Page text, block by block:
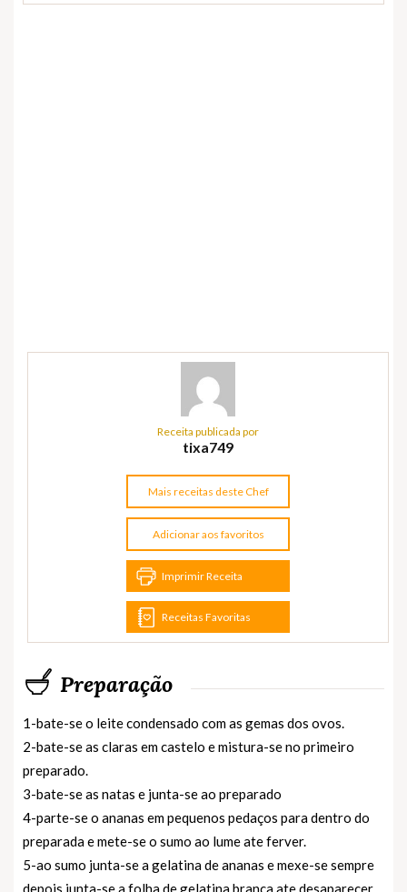
Receita publicada por
tixa749
Mais receitas deste Chef
Adicionar aos favoritos
Imprimir Receita
Receitas Favoritas
Preparação
1-bate-se o leite condensado com as gemas dos ovos.
2-bate-se as claras em castelo e mistura-se no primeiro
preparado.
3-bate-se as natas e junta-se ao preparado
4-parte-se o ananas em pequenos pedaços para dentro do
preparada e mete-se o sumo ao lume ate ferver.
5-ao sumo junta-se a gelatina de ananas e mexe-se sempre
depois junta-se a folha de gelatina branca ate desaparecer